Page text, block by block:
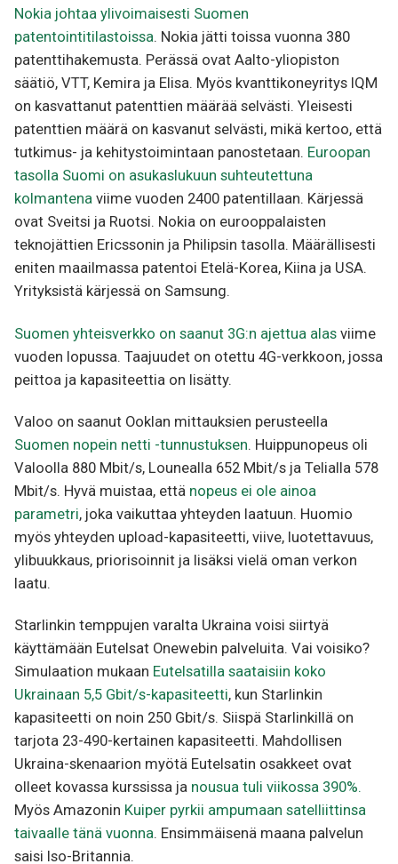
Nokia johtaa ylivoimaisesti Suomen
patentointitilastoissa. Nokia jätti toissa vuonna 380
patenttihakemusta. Perässä ovat Aalto-yliopiston
säätiö, VTT, Kemira ja Elisa. Myös kvanttikoneyritys IQM
on kasvattanut patenttien määrää selvästi. Yleisesti
patenttien määrä on kasvanut selvästi, mikä kertoo, että
tutkimus- ja kehitystoimintaan panostetaan. Euroopan
tasolla Suomi on asukaslukuun suhteutettuna
kolmantena viime vuoden 2400 patentillaan. Kärjessä
ovat Sveitsi ja Ruotsi. Nokia on eurooppalaisten
teknojättien Ericssonin ja Philipsin tasolla. Määrällisesti
eniten maailmassa patentoi Etelä-Korea, Kiina ja USA.
Yrityksistä kärjessä on Samsung.
Suomen yhteisverkko on saanut 3G:n ajettua alas viime
vuoden lopussa. Taajuudet on otettu 4G-verkkoon, jossa
peittoa ja kapasiteettia on lisätty.
Valoo on saanut Ooklan mittauksien perusteella
Suomen nopein netti -tunnustuksen. Huippunopeus oli
Valoolla 880 Mbit/s, Lounealla 652 Mbit/s ja Telialla 578
Mbit/s. Hyvä muistaa, että nopeus ei ole ainoa
parametri, joka vaikuttaa yhteyden laatuun. Huomio
myös yhteyden upload-kapasiteetti, viive, luotettavuus,
ylibuukkaus, priorisoinnit ja lisäksi vielä oman verkon
laatu.
Starlinkin temppujen varalta Ukraina voisi siirtyä
käyttämään Eutelsat Onewebin palveluita. Vai voisiko?
Simulaation mukaan Eutelsatilla saataisiin koko
Ukrainaan 5,5 Gbit/s-kapasiteetti, kun Starlinkin
kapasiteetti on noin 250 Gbit/s. Siispä Starlinkillä on
tarjota 23-490-kertainen kapasiteetti. Mahdollisen
Ukraina-skenaarion myötä Eutelsatin osakkeet ovat
olleet kovassa kurssissa ja nousua tuli viikossa 390%.
Myös Amazonin Kuiper pyrkii ampumaan satelliittinsa
taivaalle tänä vuonna. Ensimmäisenä maana palvelun
saisi Iso-Britannia.